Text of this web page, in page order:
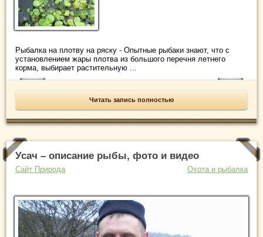
Рыбалка на плотву на ряску - Опытные рыбаки знают, что с
установлением жары плотва из большого перечня летнего
корма, выбирает растительную ...
Читать запись полностью
Усач – описание рыбы, фото и видео
Сайт Природа Охота и рыбалка